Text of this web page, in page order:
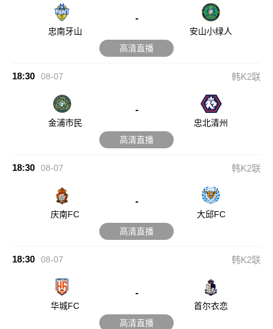
忠南牙山
-
安山小绿人
高清直播
18:30 08-07 韩K2联
金浦市民
-
忠北清州
高清直播
18:30 08-07 韩K2联
庆南FC
-
大邱FC
高清直播
18:30 08-07 韩K2联
华城FC
-
首尔衣恋
高清直播